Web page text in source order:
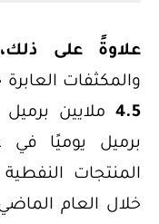
علاوةً على ذلك،
والمكثفات
4.5ملايين برميل
برميل يوميًا في
المنتجات النفطية
خلال العام